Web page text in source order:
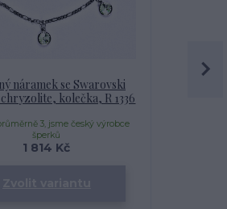
náramek se Swarovski
kolečka, R 1336
1 814 Kč
3, jsme český výrobce
šperků